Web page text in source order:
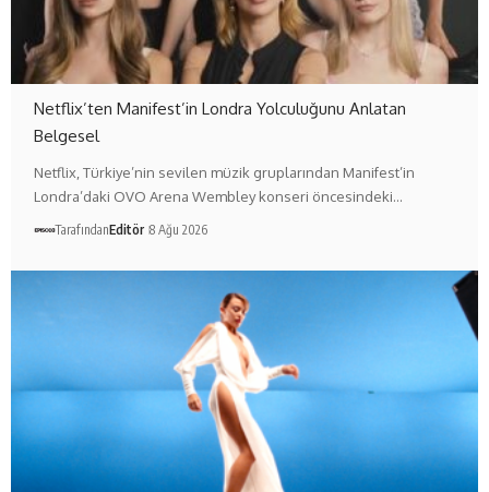
Netflix’ten Manifest’in Londra Yolculuğunu Anlatan
Belgesel
Netflix, Türkiye’nin sevilen müzik gruplarından Manifest’in
Londra’daki OVO Arena Wembley konseri öncesindeki…
TarafındanEditör 8 Ağu 2026